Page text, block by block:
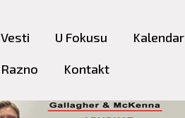
content
Vesti U Fokusu Kalendar
Razno Kontakt